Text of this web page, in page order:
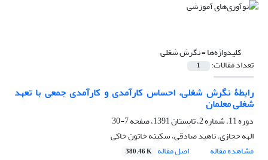
کلیدواژه‌ها =نگرش شغلی
تعداد مقالات: 1
رابطۀ نگرش شغلی، احساس کارآمدی و کارآمدی جمعی با تعهد
شغلی معلمان
دوره 11، شماره 2، تابستان 1391، صفحه
7-30
الهه حجازی، ناهید صادقی، سکینه خاتون خاکی
مشاهده مقاله
اصل مقاله 380.46 K